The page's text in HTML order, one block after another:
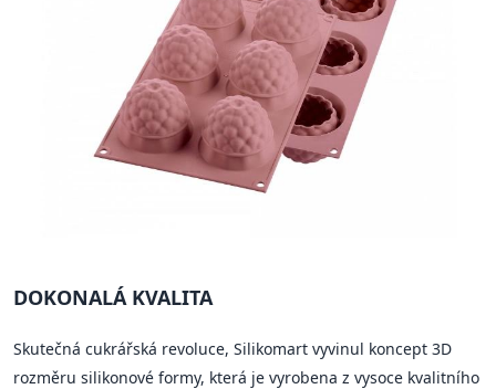
DOKONALÁ KVALITA
Skutečná cukrářská revoluce, Silikomart vyvinul koncept 3D
rozměru silikonové formy, která je vyrobena z vysoce kvalitního